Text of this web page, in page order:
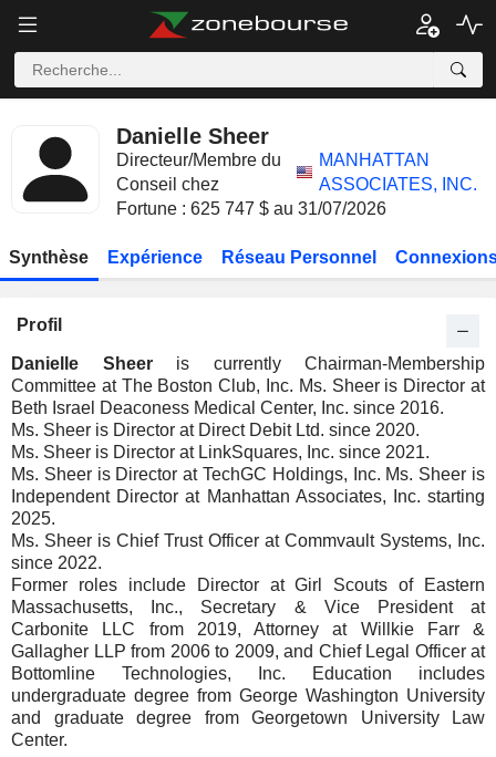
Danielle Sheer
Directeur/Membre du
Conseil chez
MANHATTAN
ASSOCIATES, INC.
Fortune : 625 747 $ au 31/07/2026
Synthèse Expérience Réseau Personnel
Profil
Danielle Sheeris currently Chairman-Membership
Committee at The Boston Club, Inc. Ms. Sheer is Director at
Beth Israel Deaconess Medical Center, Inc. since 2016.
Ms. Sheer is Director at Direct Debit Ltd. since 2020.
Ms. Sheer is Director at LinkSquares, Inc. since 2021.
Ms. Sheer is Director at TechGC Holdings, Inc. Ms. Sheer is
Independent Director at Manhattan Associates, Inc. starting
2025.
Ms. Sheer is Chief Trust Officer at Commvault Systems, Inc.
since 2022.
Former roles include Director at Girl Scouts of Eastern
Massachusetts, Inc., Secretary & Vice President at
Carbonite LLC from 2019, Attorney at Willkie Farr &
Gallagher LLP from 2006 to 2009, and Chief Legal Officer at
Bottomline Technologies, Inc. Education includes
undergraduate degree from George Washington University
and graduate degree from Georgetown University Law
Center.